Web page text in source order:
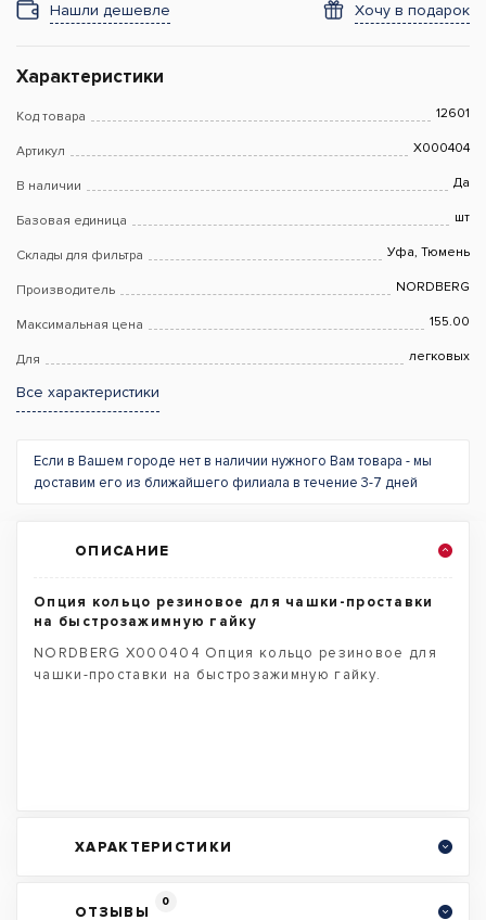
Нашли дешевле Хочу в подарок
Характеристики
Код товара 12601
Артикул X000404
В наличии Да
Базовая единица шт
Склады для фильтра Уфа, Тюмень
Производитель NORDBERG
Максимальная цена 155.00
Для легковых
Все характеристики
Если в Вашем городе нет в наличии нужного Вам товара - мы
доставим его из ближайшего филиала в течение 3-7 дней
ОПИСАНИЕ
Опция кольцо резиновое для чашки-проставки
на быстрозажимную гайку
NORDBERG X000404 Опция кольцо резиновое для
чашки-проставки на быстрозажимную гайку.
ХАРАКТЕРИСТИКИ
ОТЗЫВЫ
0